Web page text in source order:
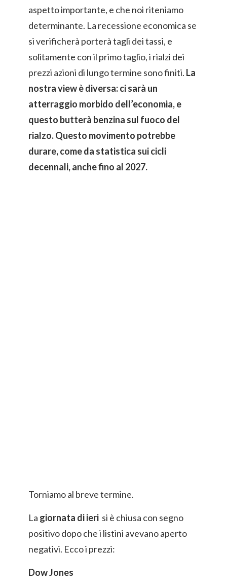
aspetto importante, e che noi riteniamo
determinante. La recessione economica se
si verificherà porterà tagli dei tassi, e
solitamente con il primo taglio, i rialzi dei
prezzi azioni di lungo termine sono finiti. La
nostra view è diversa: ci sarà un
atterraggio morbido dell’economia, e
questo butterà benzina sul fuoco del
rialzo. Questo movimento potrebbe
durare, come da statistica sui cicli
decennali, anche fino al 2027.
Torniamo al breve termine.
La giornata di ieri si è chiusa con segno
positivo dopo che i listini avevano aperto
negativi. Ecco i prezzi:
Dow Jones